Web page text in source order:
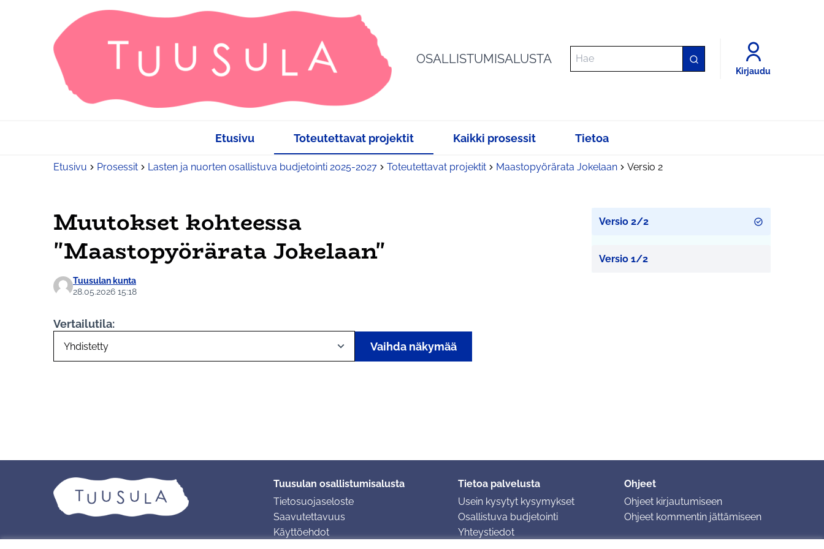
OSALLISTUMISALUSTA
Kirjaudu
Etusivu Toteutettavat projektit Kaikki prosessit Tietoa
Etusivu Prosessit Lasten ja nuorten osallistuva budjetointi 2025-2027 Toteutettavat projektit Maastopyörärata Jokelaan Versio 2
Muutokset kohteessa
"Maastopyörärata Jokelaan"
Tuusulan kunta
28.05.2026 15:18
Vertailutila:
Vaihda näkymää
Versio 2/2
Versio 1/2
Tuusulan osallistumisalusta
Tietosuojaseloste
Saavutettavuus
Käyttöehdot
Tietoa palvelusta
Usein kysytyt kysymykset
Osallistuva budjetointi
Yhteystiedot
Ohjeet
Ohjeet kirjautumiseen
Ohjeet kommentin jättämiseen